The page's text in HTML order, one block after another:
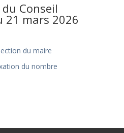
Conseil
21 mars 2026
du maire
du nombre